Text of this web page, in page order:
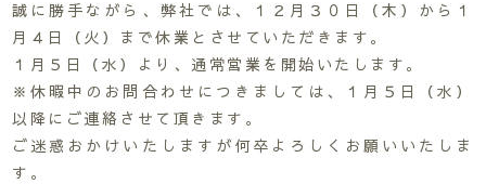
誠に勝手ながら、弊社では、１２月３０日（木）から１
月４日（火）まで休業とさせていただきます。
１月５日（水）より、通常営業を開始いたします。
※休暇中のお問合わせにつきましては、１月５日（水）
以降にご連絡させて頂きます。
ご迷惑おかけいたしますが何卒よろしくお願いいたしま
す。